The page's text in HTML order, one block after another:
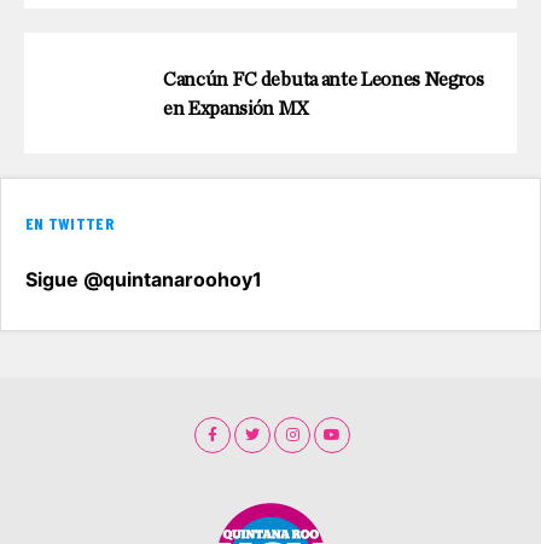
Cancún FC debuta ante Leones Negros
en Expansión MX
EN TWITTER
Sigue @quintanaroohoy1